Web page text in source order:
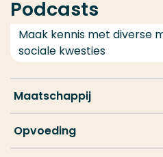
Podcasts
Maak kennis met diverse
sociale kwesties
Maatschappij
Opvoeding